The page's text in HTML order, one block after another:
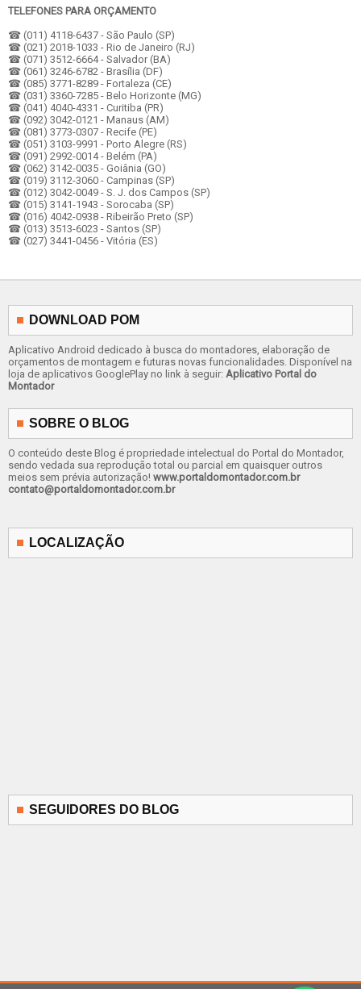
TELEFONES PARA ORÇAMENTO
☎ (011) 4118-6437 - São Paulo (SP)
☎ (021) 2018-1033 - Rio de Janeiro (RJ)
☎ (071) 3512-6664 - Salvador (BA)
☎ (061) 3246-6782 - Brasília (DF)
☎ (085) 3771-8289 - Fortaleza (CE)
☎ (031) 3360-7285 - Belo Horizonte (MG)
☎ (041) 4040-4331 - Curitiba (PR)
☎ (092) 3042-0121 - Manaus (AM)
☎ (081) 3773-0307 - Recife (PE)
☎ (051) 3103-9991 - Porto Alegre (RS)
☎ (091) 2992-0014 - Belém (PA)
☎ (062) 3142-0035 - Goiânia (GO)
☎ (019) 3112-3060 - Campinas (SP)
☎ (012) 3042-0049 - S. J. dos Campos (SP)
☎ (015) 3141-1943 - Sorocaba (SP)
☎ (016) 4042-0938 - Ribeirão Preto (SP)
☎ (013) 3513-6023 - Santos (SP)
☎ (027) 3441-0456 - Vitória (ES)
DOWNLOAD POM
Aplicativo Android dedicado à busca do montadores, elaboração de
orçamentos de montagem e futuras novas funcionalidades. Disponível na
loja de aplicativos GooglePlay no link à seguir: Aplicativo Portal do
Montador
SOBRE O BLOG
O conteúdo deste Blog é propriedade intelectual do Portal do Montador,
sendo vedada sua reprodução total ou parcial em quaisquer outros
meios sem prévia autorização! www.portaldomontador.com.br
contato@portaldomontador.com.br
LOCALIZAÇÃO
SEGUIDORES DO BLOG